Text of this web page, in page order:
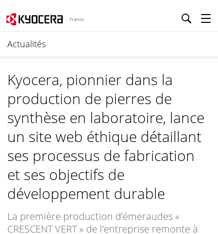
France
Actualités
Kyocera, pionnier dans la
production de pierres de
synthèse en laboratoire, lance
un site web éthique détaillant
ses processus de fabrication
et ses objectifs de
développement durable
La première production d’émeraudes «
CRESCENT VERT » de l’entreprise remonte à